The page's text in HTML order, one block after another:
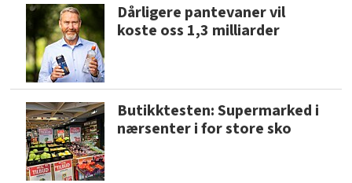
Dårligere pantevaner vil
koste oss 1,3 milliarder
Butikktesten: Supermarked i
nærsenter i for store sko